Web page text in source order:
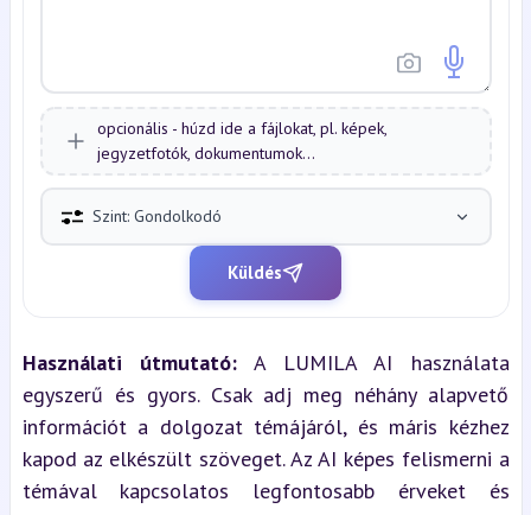
opcionális - húzd ide a fájlokat, pl. képek,
jegyzetfotók, dokumentumok...
Szint: Gondolkodó
Küldés
Használati útmutató: A LUMILA AI használata
egyszerű és gyors. Csak adj meg néhány alapvető
információt a dolgozat témájáról, és máris kézhez
kapod az elkészült szöveget. Az AI képes felismerni a
témával kapcsolatos legfontosabb érveket és